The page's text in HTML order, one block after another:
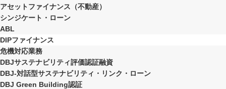
アセットファイナンス（不動産）
シンジケート・ローン
ABL
DIPファイナンス
危機対応業務
DBJサステナビリティ評価認証融資
DBJ-対話型サステナビリティ・リンク・ローン
DBJ Green Building認証